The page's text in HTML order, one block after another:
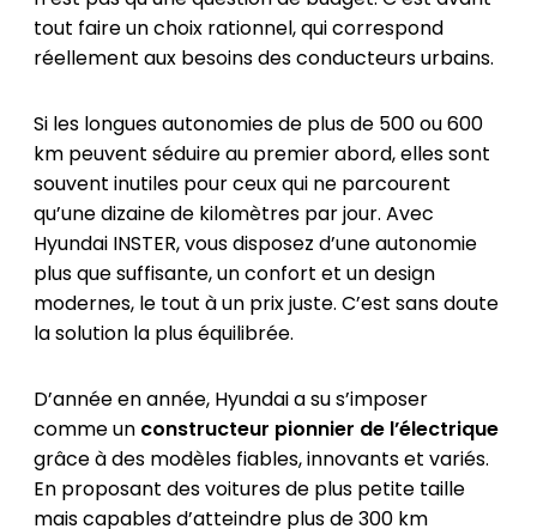
tout faire un choix rationnel, qui correspond
réellement aux besoins des conducteurs urbains.
Si les longues autonomies de plus de 500 ou 600
km peuvent séduire au premier abord, elles sont
souvent inutiles pour ceux qui ne parcourent
qu’une dizaine de kilomètres par jour. Avec
Hyundai INSTER, vous disposez d’une autonomie
plus que suffisante, un confort et un design
modernes, le tout à un prix juste. C’est sans doute
la solution la plus équilibrée.
D’année en année, Hyundai a su s’imposer
comme un constructeur pionnier de l’électrique
grâce à des modèles fiables, innovants et variés.
En proposant des voitures de plus petite taille
mais capables d’atteindre plus de 300 km